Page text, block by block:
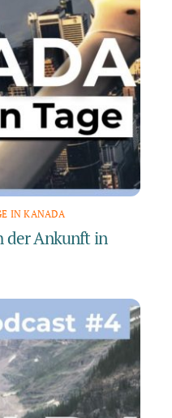
IN KANADA
der Ankunft in